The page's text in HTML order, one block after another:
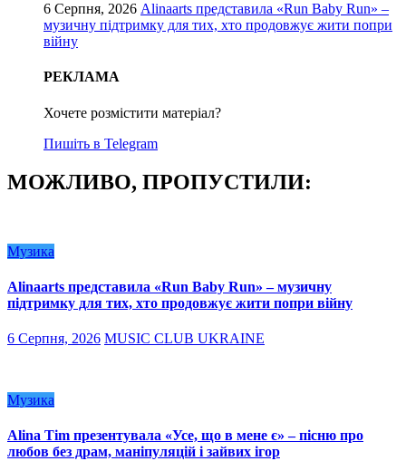
6 Серпня, 2026 Alinaarts представила «Run Baby Run» –
музичну підтримку для тих, хто продовжує жити попри
війну
РЕКЛАМА
Хочете розмістити матеріал?
Пишіть в Telegram
МОЖЛИВО, ПРОПУСТИЛИ:
Музика
Alinaarts представила «Run Baby Run» – музичну
підтримку для тих, хто продовжує жити попри війну
6 Серпня, 2026 MUSIC CLUB UKRAINE
Музика
Alina Tim презентувала «Усе, що в мене є» – пісню про
любов без драм, маніпуляцій і зайвих ігор